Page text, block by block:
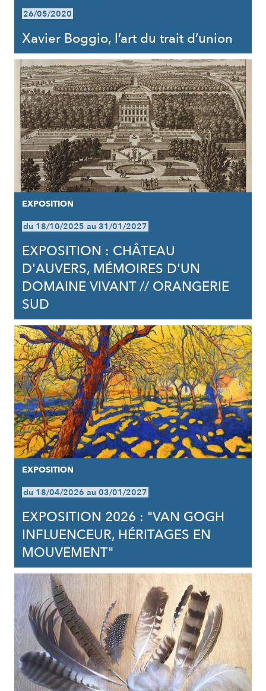
26/05/2020
Xavier Boggio, l’art du trait d’union
EXPOSITION
du 18/10/2025 au 31/01/2027
EXPOSITION : CHÂTEAU
D'AUVERS, MÉMOIRES D'UN
DOMAINE VIVANT // ORANGERIE
SUD
EXPOSITION
du 18/04/2026 au 03/01/2027
EXPOSITION 2026 : "VAN GOGH
INFLUENCEUR, HÉRITAGES EN
MOUVEMENT"